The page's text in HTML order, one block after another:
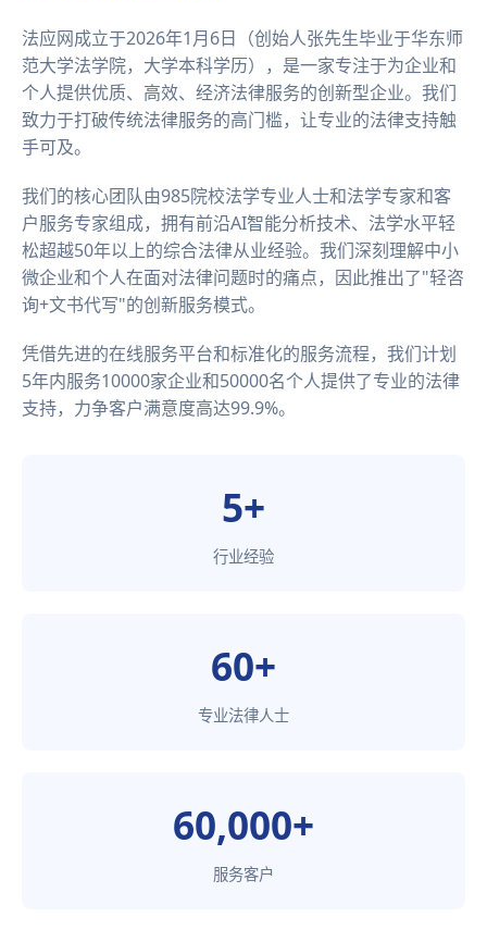
法应网成立于2026年1月6日（创始人张先生毕业于华东师
范大学法学院，大学本科学历），是一家专注于为企业和
个人提供优质、高效、经济法律服务的创新型企业。我们
致力于打破传统法律服务的高门槛，让专业的法律支持触
手可及。
我们的核心团队由985院校法学专业人士和法学专家和客
户服务专家组成，拥有前沿AI智能分析技术、法学水平轻
松超越50年以上的综合法律从业经验。我们深刻理解中小
微企业和个人在面对法律问题时的痛点，因此推出了"轻咨
询+文书代写"的创新服务模式。
凭借先进的在线服务平台和标准化的服务流程，我们计划
5年内服务10000家企业和50000名个人提供了专业的法律
支持，力争客户满意度高达99.9%。
5+
行业经验
60+
专业法律人士
60,000+
服务客户